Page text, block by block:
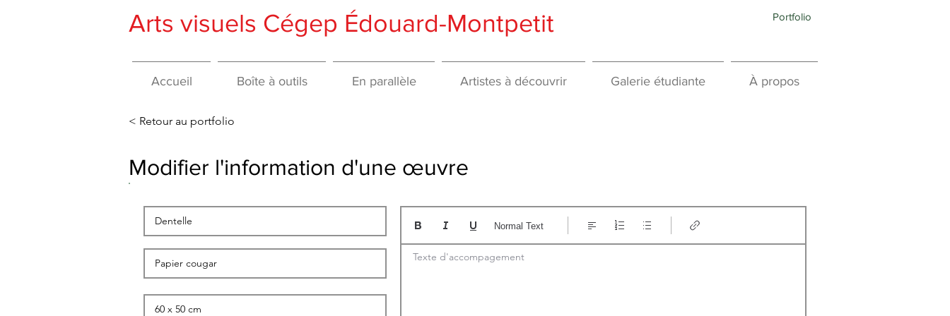
Arts visuels Cégep Édouard-Montpetit Portfolio
Accueil Boîte à outils En parallèle Artistes à découvrir Galerie étudiante À propos
< Retour au portfolio
Texte d'accompagement
Normal Text
Modifier l'information d'une œuvre